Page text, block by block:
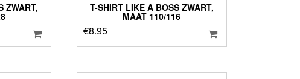
ZWART, T-SHIRT LIKE A BOSS ZWART,
MAAT 110/116
€8.95